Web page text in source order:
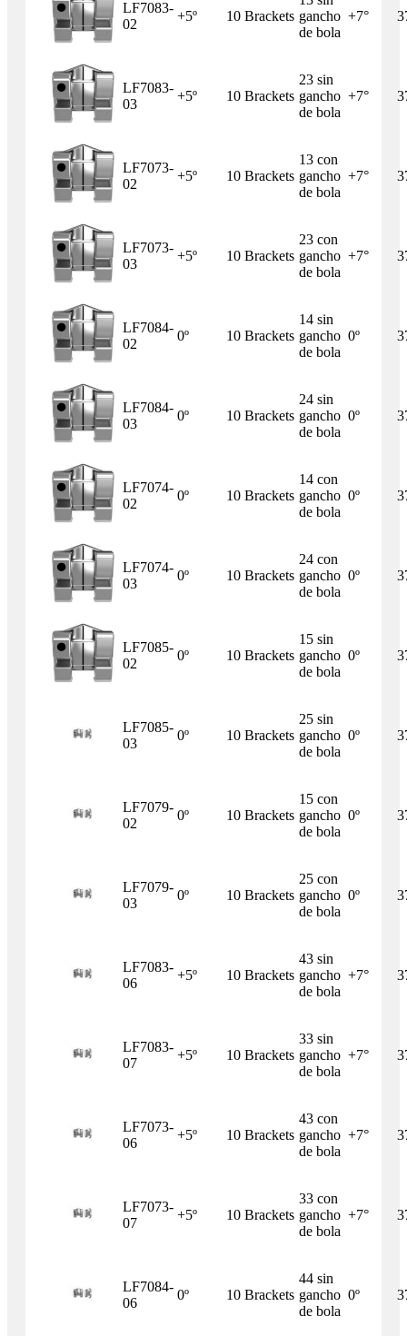
LF7083-
02
+5º 10 Brackets gancho
de bola
+7°
LF7083-
03
+5º 10 Brackets
23 sin
gancho
de bola
+7°
LF7073-
02
+5º 10 Brackets
13 con
gancho
de bola
+7°
LF7073-
03
+5º 10 Brackets
23 con
gancho
de bola
+7°
LF7084-
02
0º 10 Brackets
14 sin
gancho
de bola
0º
LF7084-
03
0º 10 Brackets
24 sin
gancho
de bola
0º
LF7074-
02
0º 10 Brackets
14 con
gancho
de bola
0º
LF7074-
03
0º 10 Brackets
24 con
gancho
de bola
0º
LF7085-
02
0º 10 Brackets
15 sin
gancho
de bola
0º
LF7085-
03
0º 10 Brackets
25 sin
gancho
de bola
0º
LF7079-
02
0º 10 Brackets
15 con
gancho
de bola
0º
LF7079-
03
0º 10 Brackets
25 con
gancho
de bola
0º
LF7083-
06
+5º 10 Brackets
43 sin
gancho
de bola
+7°
LF7083-
07
+5º 10 Brackets
33 sin
gancho
de bola
+7°
LF7073-
06
+5º 10 Brackets
43 con
gancho
de bola
+7°
LF7073-
07
+5º 10 Brackets
33 con
gancho
de bola
+7°
LF7084-
06
0º 10 Brackets
44 sin
gancho
de bola
0º